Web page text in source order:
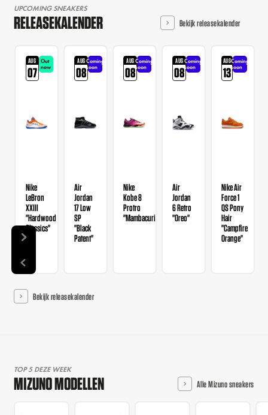
UPCOMING SNEAKERS
RELEASEKALENDER Bekijk releasekalender
AUG
07
Out
now
Nike
LeBron
XXIII
"Hardwood
Classics"
AUG
08
Coming
soon
Air
Jordan
17 Low
SP
"Black
Patent"
AUG
08
Coming
soon
Nike
Kobe 8
Protro
"Mambacurial"
AUG
08
Coming
soon
Air
Jordan
6 Retro
"Oreo"
AUG
13
Coming
soon
Nike Air
Force 1
QS Pony
Hair
"Campfire
Orange"
Bekijk releasekalender
TOP 5 DEZE WEEK
MIZUNO MODELLEN Alle Mizuno sneakers